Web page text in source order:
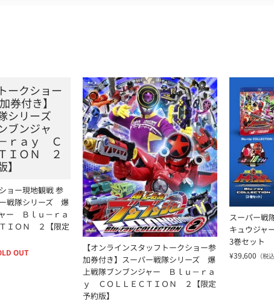
ショー現地観戦 参加券付き】スーパー戦隊シリーズ 爆上戦隊ブ
ークショー
券付き】
シリーズ
ブンジャ
ｒａｙ Ｃ
ＩＯＮ ２
ョー現地観戦 参
戦隊シリーズ 爆
ー Ｂｌｕ－ｒａ
ＩＯＮ ２【限定
OUT
【オンラインスタッフトークショー参加券付き
【オンラインスタッフトークショー参
加券付き】スーパー戦隊シリーズ 爆
上戦隊ブンブンジャー Ｂｌｕ－ｒａ
ｙ ＣＯＬＬＥＣＴＩＯＮ ２【限定
予約版】
スーパー戦
キュウジャ
3巻セット
¥39,600 （税